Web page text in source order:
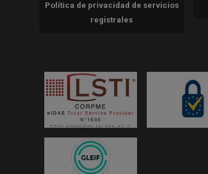
Política de privacidad de servicios
registrales